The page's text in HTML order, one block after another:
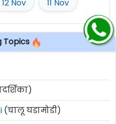
12 Nov 11 Nov
Topics
(चालू घडामोडी)